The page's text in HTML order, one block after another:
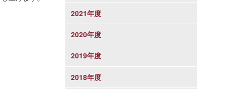
2021年度
2020年度
2019年度
2018年度